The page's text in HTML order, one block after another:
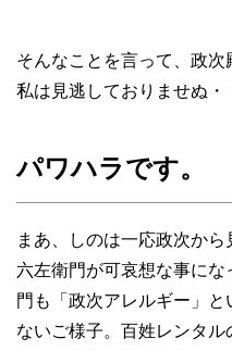
そんなことを言って、政
私は見逃しておりませぬ・
パワハラです。
まあ、しのは一応政次か
六左衛門が可哀想な事に
門も「政次アレルギー」
ないご様子。百姓レンタ